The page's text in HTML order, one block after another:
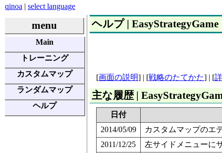
qinoa | select language
menu
Main
トレーニング
カスタムマップ
ランダムマップ
ヘルプ
ヘルプ | EasyStrategyGame
[画面の説明] | [戦略のたてかた] | [
主な履歴 |
日付
2014/05/09
カスタムマップのエ
2011/12/25
左サイドメニューに